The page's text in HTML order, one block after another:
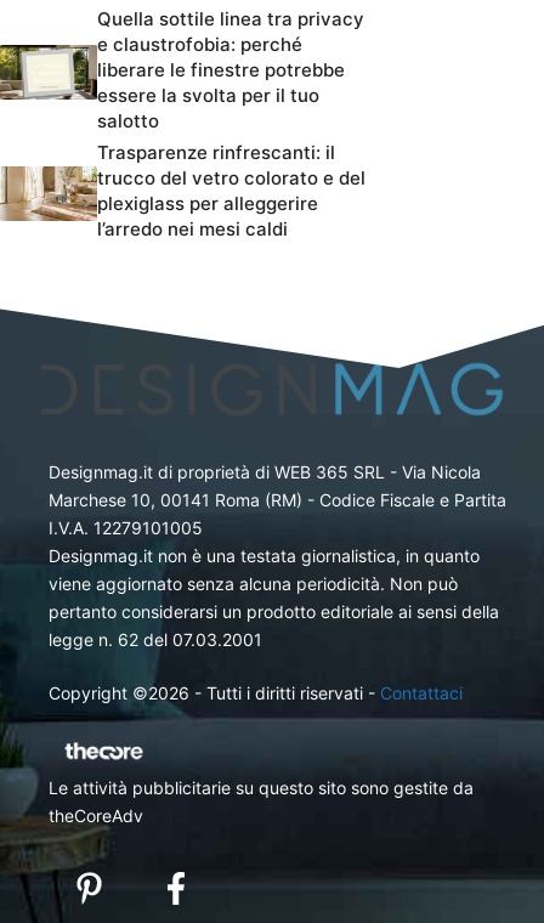
Quella sottile linea tra privacy
e claustrofobia: perché
liberare le finestre potrebbe
essere la svolta per il tuo
salotto
Trasparenze rinfrescanti: il
trucco del vetro colorato e del
plexiglass per alleggerire
l’arredo nei mesi caldi
Designmag.it di proprietà di WEB 365 SRL - Via Nicola
Marchese 10, 00141 Roma (RM) - Codice Fiscale e Partita
I.V.A. 12279101005
Designmag.it non è una testata giornalistica, in quanto
viene aggiornato senza alcuna periodicità. Non può
pertanto considerarsi un prodotto editoriale ai sensi della
legge n. 62 del 07.03.2001
Copyright ©2026 - Tutti i diritti riservati - Contattaci
Le attività pubblicitarie su questo sito sono gestite da
theCoreAdv